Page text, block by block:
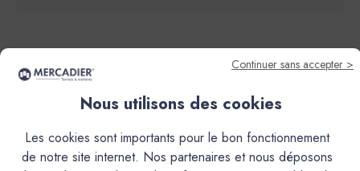
Descriptif
Caractéristiques
Continuer sans accepter >
Nous utilisons des cookies
Les cookies sont importants pour le bon fonctionnement
de notre site internet. Nos partenaires et nous déposons